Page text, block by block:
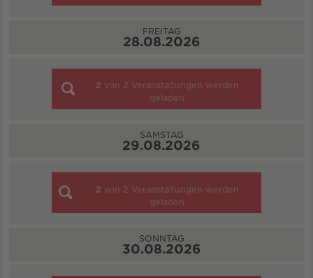
FREITAG
28.08.2026
2 von 2 Veranstaltungen werden
geladen
SAMSTAG
29.08.2026
2 von 2 Veranstaltungen werden
geladen
SONNTAG
30.08.2026